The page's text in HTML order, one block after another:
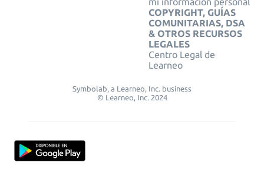
COPYRIGHT, GUÍAS
COMUNITARIAS, DSA
& OTROS RECURSOS
LEGALES
Centro Legal de
Learneo
Symbolab, a Learneo, Inc. business
© Learneo, Inc. 2024